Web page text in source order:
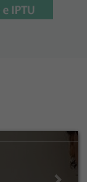
Next